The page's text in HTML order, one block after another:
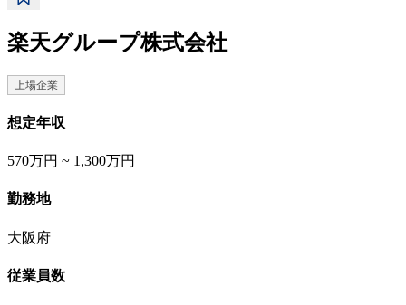
楽天グループ株式会社
上場企業
想定年収
570万円 ~ 1,300万円
勤務地
大阪府
従業員数